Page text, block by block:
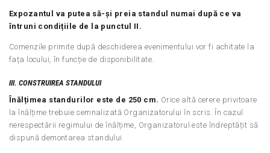
Expozantul va putea să-și preia standul numai după ce va
întruni condițiile de la punctul II.
Comenzile primite după deschiderea evenimentului vor fi achitate la
fața locului, în funcție de disponibilitate.
III. CONSTRUIREA STANDULUI
Înălțimea standurilor este de 250 cm. Orice altă cerere privitoare
la înălțime trebuie semnalizată Organizatorului în scris. În cazul
nerespectării regimului de înălțime, Organizatorul este îndreptățit să
dispună demontarea standului.